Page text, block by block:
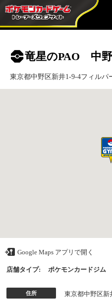
竜星のPAO 中
東京都中野区新井1-9-4フィルパ
Google Maps アプリで開く
店舗タイプ: ポケモンカードジム
住所 東京都中野区新